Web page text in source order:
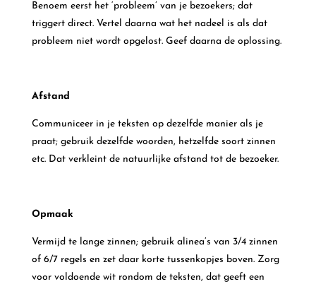
Benoem eerst het ‘probleem’ van je bezoekers; dat
triggert direct. Vertel daarna wat het nadeel is als dat
probleem niet wordt opgelost. Geef daarna de oplossing.
Afstand
Communiceer in je teksten op dezelfde manier als je
praat; gebruik dezelfde woorden, hetzelfde soort zinnen
etc. Dat verkleint de natuurlijke afstand tot de bezoeker.
Opmaak
Vermijd te lange zinnen; gebruik alinea’s van 3/4 zinnen
of 6/7 regels en zet daar korte tussenkopjes boven. Zorg
voor voldoende wit rondom de teksten, dat geeft een